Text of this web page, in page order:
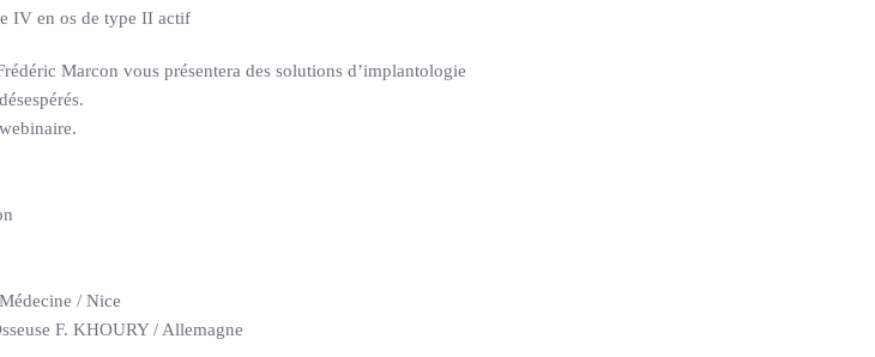
IV en os de type II actif
Marcon vous présentera des solutions d’implantologie
/ Nice
F. KHOURY / Allemagne